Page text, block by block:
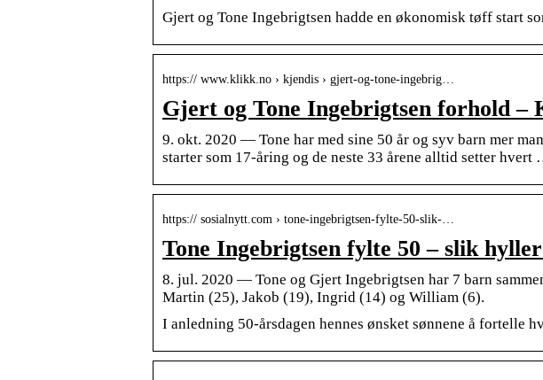
Gjert og Tone Ingebrigtsen hadde en økonomisk tøff start
https:// www.klikk.no › kjendis › gjert-og-tone-ingebrig…
Gjert og Tone Ingebrigtsen forhold –
9. okt. 2020 — Tone har med sine 50 år og syv barn mer
starter som 17-åring og de neste 33 årene alltid setter hvert
https:// sosialnytt.com › tone-ingebrigtsen-fylte-50-slik-…
Tone Ingebrigtsen fylte 50 – slik hyller
8. jul. 2020 — Tone og Gjert Ingebrigtsen har 7 barn
Martin (25), Jakob (19), Ingrid (14) og William (6).
I anledning 50-årsdagen hennes ønsket sønnene å fortelle